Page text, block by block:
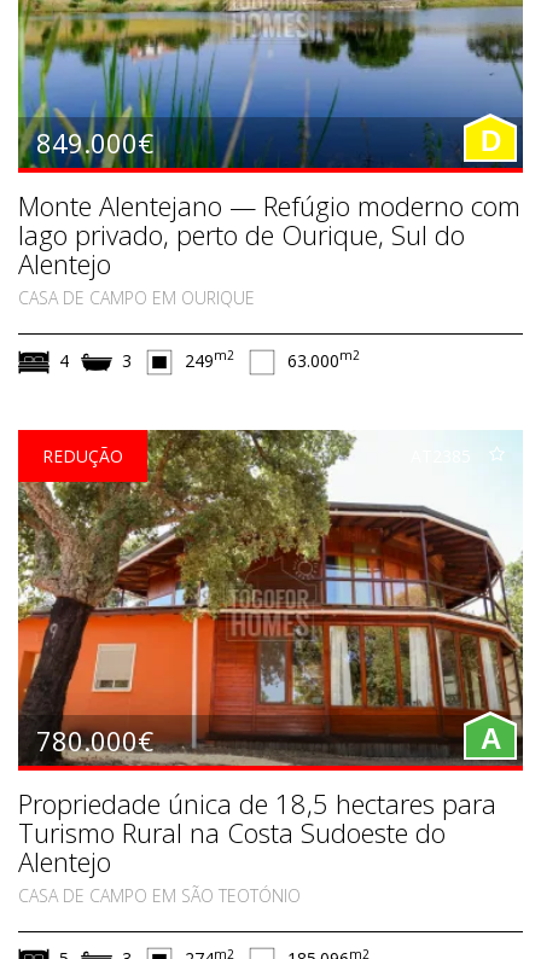
849.000€ D
Monte Alentejano — Refúgio moderno com
lago privado, perto de Ourique, Sul do
Alentejo
CASA DE CAMPO EM OURIQUE
4 3 249m2 63.000m2
AT2385
780.000€
REDUÇÃO
A
Propriedade única de 18,5 hectares para
Turismo Rural na Costa Sudoeste do
Alentejo
CASA DE CAMPO EM SÃO TEOTÓNIO
m2 m2